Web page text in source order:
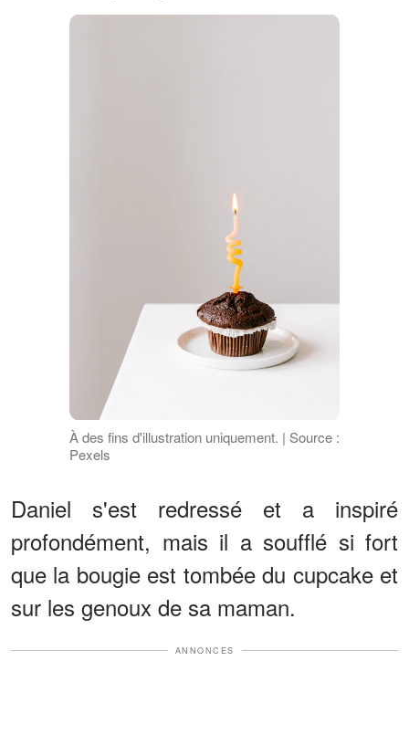
À des fins d'illustration uniquement. | Source :
Pexels
Daniel s'est redressé et a inspiré
profondément, mais il a soufflé si fort
que la bougie est tombée du cupcake et
sur les genoux de sa maman.
ANNONCES